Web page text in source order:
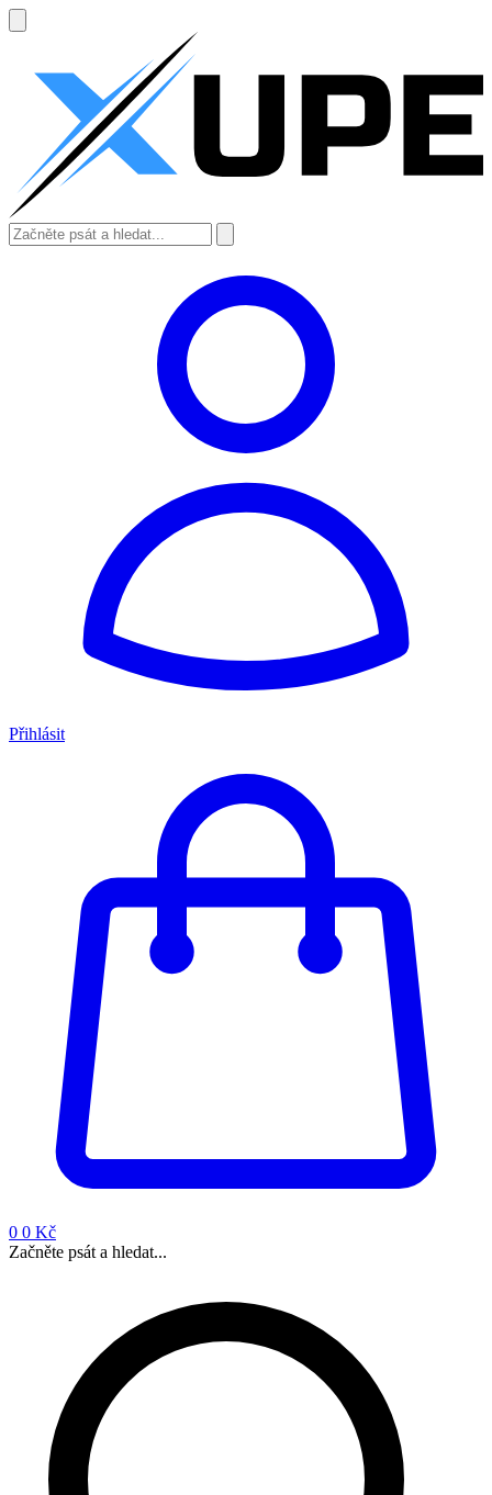
Přihlásit
0 0 Kč
Začněte psát a hledat...